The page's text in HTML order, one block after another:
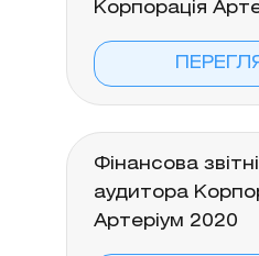
Корпорація
Фінансова
аудитора
Артеріум 2020